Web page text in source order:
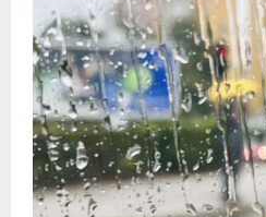
M
E
N